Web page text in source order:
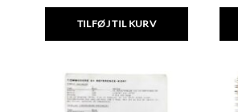
TILFØJ TIL KURV